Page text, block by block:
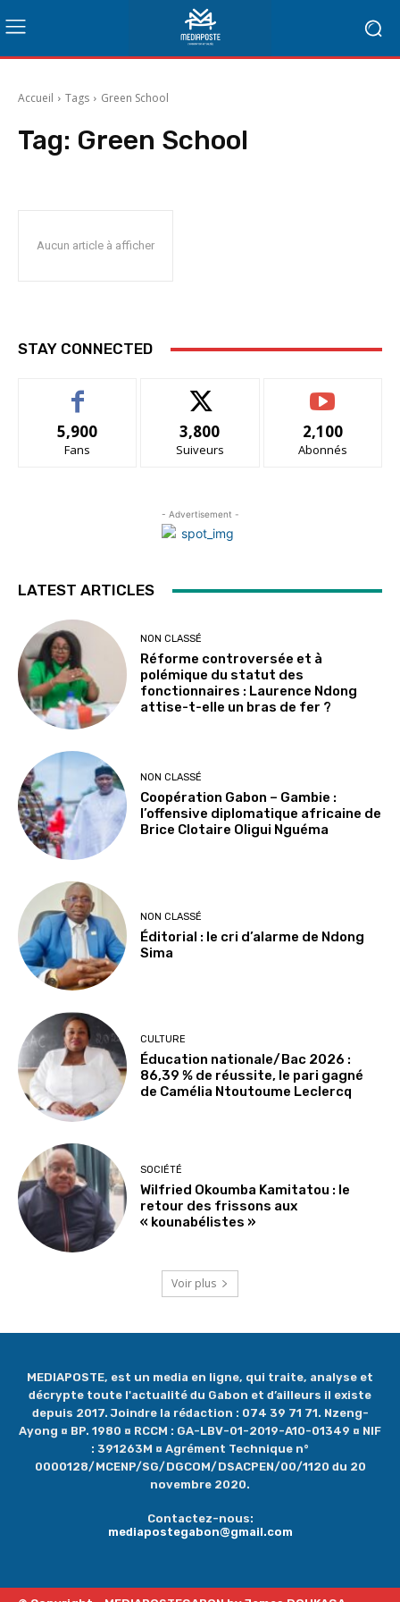
Accueil Tags Green School
Tag: Green School
Aucun article à afficher
STAY CONNECTED
5,900
Fans
3,800
Suiveurs
2,100
Abonnés
- Advertisement -
LATEST ARTICLES
NON CLASSÉ
Réforme controversée et à
polémique du statut des
fonctionnaires : Laurence Ndong
attise-t-elle un bras de fer ?
NON CLASSÉ
Coopération Gabon – Gambie :
l’offensive diplomatique africaine de
Brice Clotaire Oligui Nguéma
NON CLASSÉ
Éditorial : le cri d’alarme de Ndong
Sima
CULTURE
Éducation nationale/Bac 2026 :
86,39 % de réussite, le pari gagné
de Camélia Ntoutoume Leclercq
SOCIÉTÉ
Wilfried Okoumba Kamitatou : le
retour des frissons aux
« kounabélistes »
Voir plus
MEDIAPOSTE, est un media en ligne, qui traite, analyse et
décrypte toute l'actualité du Gabon et d’ailleurs il existe
depuis 2017. Joindre la rédaction : 074 39 71 71. Nzeng-
Ayong ¤ BP. 1980 ¤ RCCM : GA-LBV-01-2019-A10-01349 ¤ NIF
: 391263M ¤ Agrément Technique n°
0000128/MCENP/SG/DGCOM/DSACPEN/00/1120 du 20
novembre 2020.
Contactez-nous:
mediapostegabon@gmail.com